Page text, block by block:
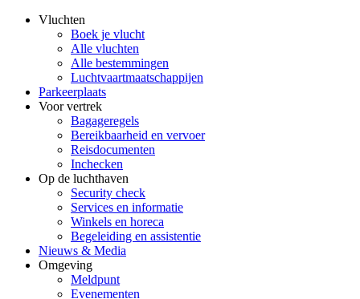
Vluchten
Boek je vlucht
Alle vluchten
Alle bestemmingen
Luchtvaartmaatschappijen
Parkeerplaats
Voor vertrek
Bagageregels
Bereikbaarheid en vervoer
Reisdocumenten
Inchecken
Op de luchthaven
Security check
Services en informatie
Winkels en horeca
Begeleiding en assistentie
Nieuws & Media
Omgeving
Meldpunt
Evenementen